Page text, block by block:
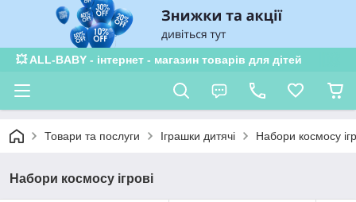
💥 ALL-BABY - інтернет - магазин товарів для дітей
Товари та послуги Іграшки дитячі Набори космосу
Набори космосу ігрові